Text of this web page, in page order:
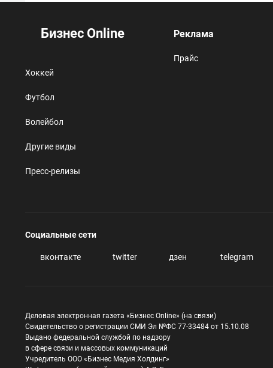
Бизнес Online
Хоккей
Футбол
Волейбол
Другие виды
Пресс-релизы
Реклама
Прайс
Социальные сети
вконтакте twitter дзен telegram
Деловая электронная газета «Бизнес Online» (на связи)
Свидетельство о регистрации СМИ Эл №ФС 77-33484 от 15.10.08
Выдано федеральной службой по надзору
в сфере связи и массовых коммуникаций
Учредитель ООО «Бизнес Медия Холдинг»